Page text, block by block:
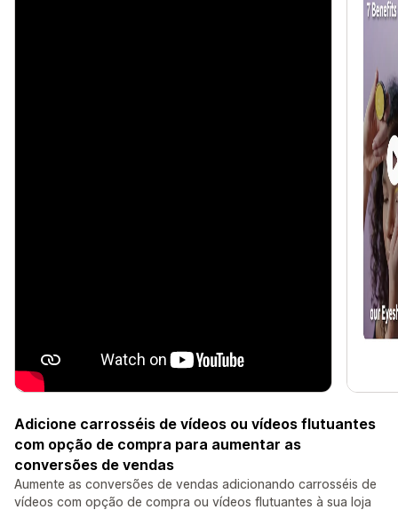
Adicione carrosséis de vídeos ou vídeos flutuantes
com opção de compra para aumentar as
conversões de vendas
Aumente as conversões de vendas adicionando carrosséis de
vídeos com opção de compra ou vídeos flutuantes à sua loja